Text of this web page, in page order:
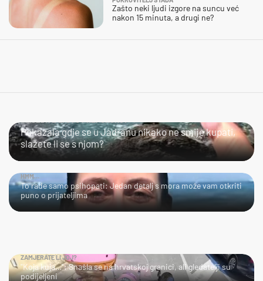
Zašto neki ljudi izgore na suncu već
nakon 15 minuta, a drugi ne?
Pokazala gdje se u Jadranu nikako ne smije kupati,
slažete li se s njom?
HMM…
To rade samo psihopati: Jedan detalj s mora može vam otkriti
puno o prijateljima
ZAMJERATE LI JOJ?
"Koja kuja…": Snašla se na hrvatskoj granici, ali gledatelji su
podijeljeni